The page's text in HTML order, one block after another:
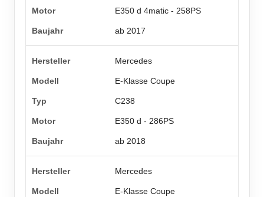
E350 d 4matic - 258PS
ab 2017
Mercedes
E-Klasse Coupe
C238
E350 d - 286PS
ab 2018
Mercedes
E-Klasse Coupe